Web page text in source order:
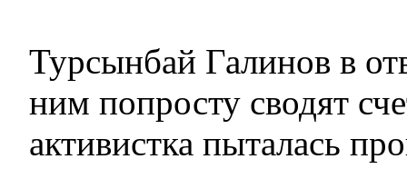
Турсынбай Галинов в
ним попросту сводят
активистка пыталась